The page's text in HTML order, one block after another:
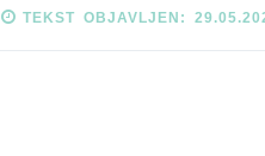
TEKST OBJAVLJEN: